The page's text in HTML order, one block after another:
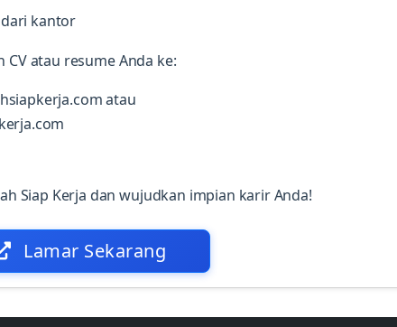
kantor
atau resume Anda ke:
atau
Siap Kerja dan wujudkan impian karir Anda!
Lamar Sekarang